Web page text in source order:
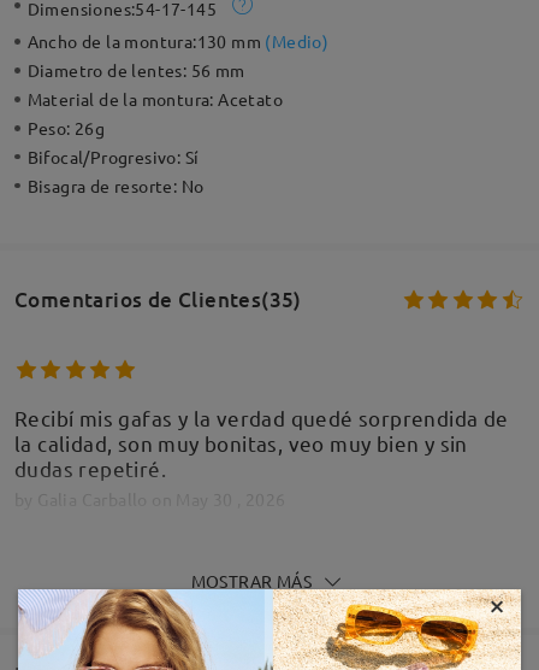
Dimensiones:54-17-145
Ancho de la montura:130 mm (Medio)
Diametro de lentes: 56 mm
Material de la montura:Acetato
Peso: 26g
Bifocal/Progresivo: Sí
Bisagra de resorte: No
Comentarios de Clientes(35)
Recibí mis gafas y la verdad quedé sorprendida de
la calidad, son muy bonitas, veo muy bien y sin
dudas repetiré.
Igualmente q las otras perfectas me pedire muchas
mas
MOSTRAR MÁS
×